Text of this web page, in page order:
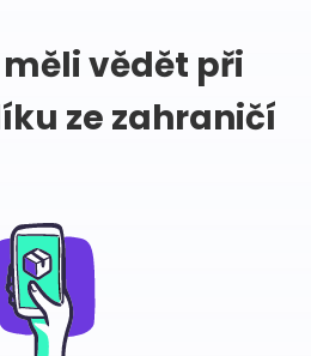
vědět při
ze zahraničí